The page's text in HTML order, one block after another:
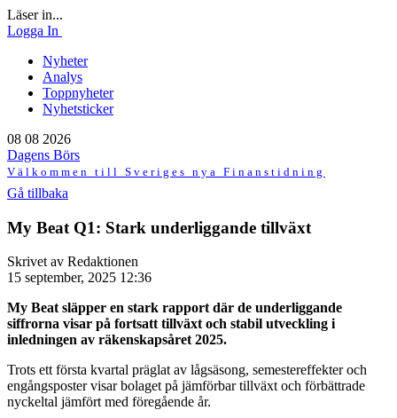
Läser in...
Logga In
Nyheter
Analys
Toppnyheter
Nyhetsticker
08 08 2026
Dagens Börs
Välkommen till Sveriges nya Finanstidning
Gå tillbaka
My Beat Q1: Stark underliggande tillväxt
Skrivet av Redaktionen
15 september, 2025 12:36
My Beat släpper en stark rapport där de underliggande
siffrorna visar på fortsatt tillväxt och stabil utveckling i
inledningen av räkenskapsåret 2025.
Trots ett första kvartal präglat av lågsäsong, semestereffekter och
engångsposter visar bolaget på jämförbar tillväxt och förbättrade
nyckeltal jämfört med föregående år.